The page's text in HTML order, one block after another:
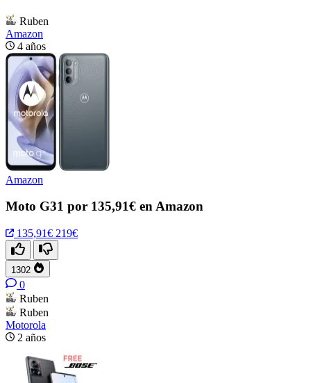
Ruben
Amazon
4 años
Amazon
Moto G31 por 135,91€ en Amazon
135,91€ 219€
1302
0
Ruben
Ruben
Motorola
2 años